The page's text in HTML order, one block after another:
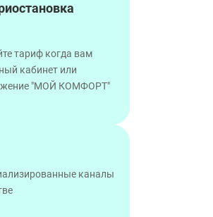
тариф когда вам
кабинет или
"МОЙ КОМФОРТ"
каналы